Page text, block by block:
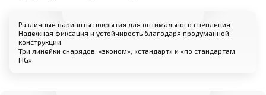
Различные варианты покрытия для оптимального сцепления
Надежная фиксация и устойчивость благодаря продуманной
конструкции
Три линейки снарядов: «эконом», «стандарт» и «по стандартам
FIG»